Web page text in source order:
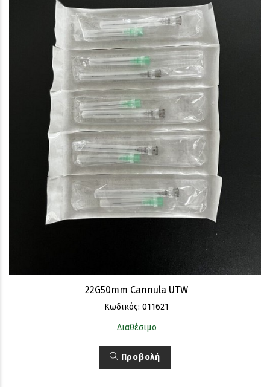
22G50mm Cannula UTW
Κωδικός: 011621
Διαθέσιμο
Προβολή